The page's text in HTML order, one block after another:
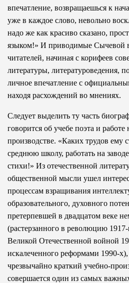
впечатление, возвращаешься к
уже в каждое слово, невольно
надо же как красиво сказано,
языком!» И приводимые Сычевой
читателей, начиная с корифеев
литературы, литературоведения,
личное впечатление с
находя расхождений во мнениях.
Следует выделить ту часть
говорится об учебе поэта и
производстве. «Каких трудов ему
среднюю школу, работать на
стихи!» Из отечественной
общественной мысли ушел
процессам взращивания
образовательного, духовного
претерпевшей в двадцатом веке
(растерзанного в революцию
Великой Отечественной войной
искалеченного реформами 1990-
чрезвычайно краткий учебно-
совершается один из самых